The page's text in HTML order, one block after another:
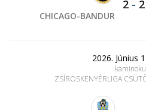
CHICAGO-BANDUR
2 - 2
2026. Június
ZSÍROSKENYÉRLIGA